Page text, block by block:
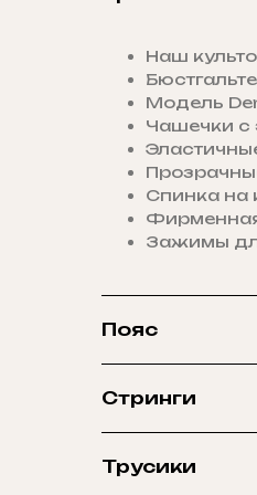
Наш
Модель
Чашечки с
Спинка на
Зажимы
Пояс
Стринги
Трусики